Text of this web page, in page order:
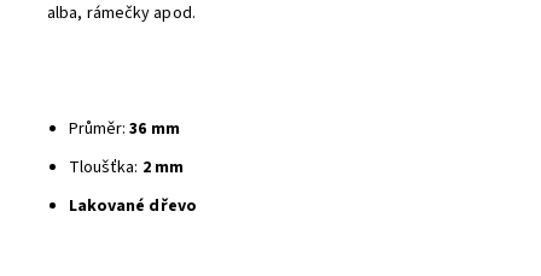
alba, rámečky apod.
Průměr: 36 mm
Tloušťka: 2 mm
Lakované dřevo